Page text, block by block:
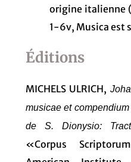
origine italienne
1-6v, Musica est
Éditions
MICHELS ULRICH,
musicae et
de S. Dionysio:
«Corpus